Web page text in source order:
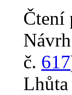
Čtení
č. 617